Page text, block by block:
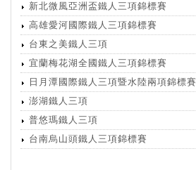
新北微風亞洲盃鐵人三項錦標賽
高雄愛河國際鐵人三項錦標賽
台東之美鐵人三項
宜蘭梅花湖全國鐵人三項錦標賽
日月潭國際鐵人三項暨水陸兩項錦標賽
澎湖鐵人三項
普悠瑪鐵人三項
台南烏山頭鐵人三項錦標賽